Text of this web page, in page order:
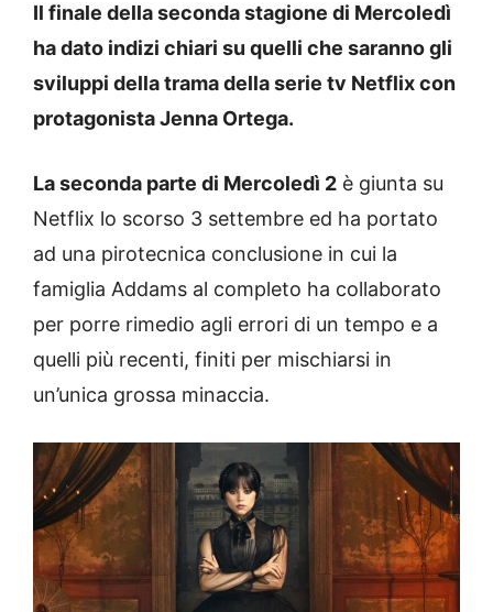
Il finale della seconda stagione di Mercoledì
ha dato indizi chiari su quelli che saranno gli
sviluppi della trama della serie tv Netflix con
protagonista Jenna Ortega.
La seconda parte di Mercoledì 2 è giunta su
Netflix lo scorso 3 settembre ed ha portato
ad una pirotecnica conclusione in cui la
famiglia Addams al completo ha collaborato
per porre rimedio agli errori di un tempo e a
quelli più recenti, finiti per mischiarsi in
un’unica grossa minaccia.